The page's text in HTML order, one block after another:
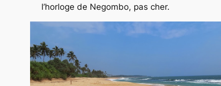
l’horloge de Negombo, pas cher.